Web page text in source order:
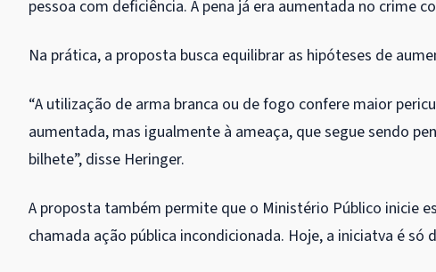
pessoa com deficiência. A pena já era aumentada no crime
Na prática, a proposta busca equilibrar as hipóteses de
“A utilização de arma branca ou de fogo confere maior
aumentada, mas igualmente à ameaça, que segue sendo
bilhete”, disse Heringer.
A proposta também permite que o Ministério Público inicie
chamada ação pública incondicionada. Hoje, a iniciatva é só